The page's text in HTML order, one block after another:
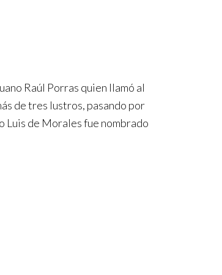
Raúl Porras quien llamó al
de tres lustros, pasando por
Luis de Morales fue nombrado